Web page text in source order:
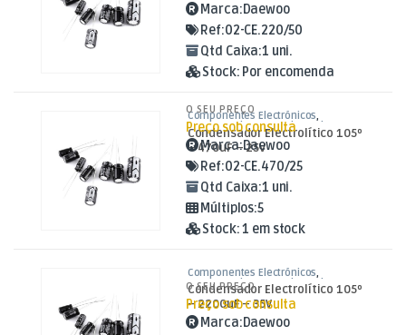
Marca:Daewoo
Ref:02-CE.220/50
Qtd Caixa:1 uni.
Stock: Por encomenda
Componentes Electrónicos,
Condensadores,Condensadores
Electrolíticos
Condensador Electrolítico 105º
– 470uF – 25V
O SEU PREÇO
Preço sob consulta
Marca:Daewoo
Ref:02-CE.470/25
Qtd Caixa:1 uni.
Múltiplos:5
Stock: 1 em stock
Componentes Electrónicos
Condensadores
Condensadores
Electrolíticos
Condensador Electrolítico 105º
– 2200uF – 35V
O SEU PREÇO
Preço sob consulta
Marca:Daewoo